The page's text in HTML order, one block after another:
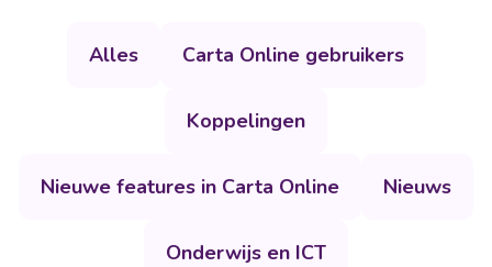
Alles Carta Online gebruikers
Koppelingen
Nieuwe features in Carta Online Nieuws
Onderwijs en ICT